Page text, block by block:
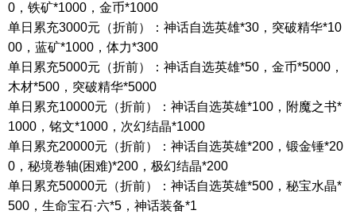
0，铁矿*1000，金币*1000
单日累充3000元（折前）：神话自选英雄*30，突破精华*10
00，蓝矿*1000，体力*300
单日累充5000元（折前）：神话自选英雄*50，金币*5000，
木材*500，突破精华*5000
单日累充10000元（折前）：神话自选英雄*100，附魔之书*
1000，铭文*1000，次幻结晶*1000
单日累充20000元（折前）：神话自选英雄*200，锻金锤*20
0，秘境卷轴(困难)*200，极幻结晶*200
单日累充50000元（折前）：神话自选英雄*500，秘宝水晶*
500，生命宝石·六*5，神话装备*1